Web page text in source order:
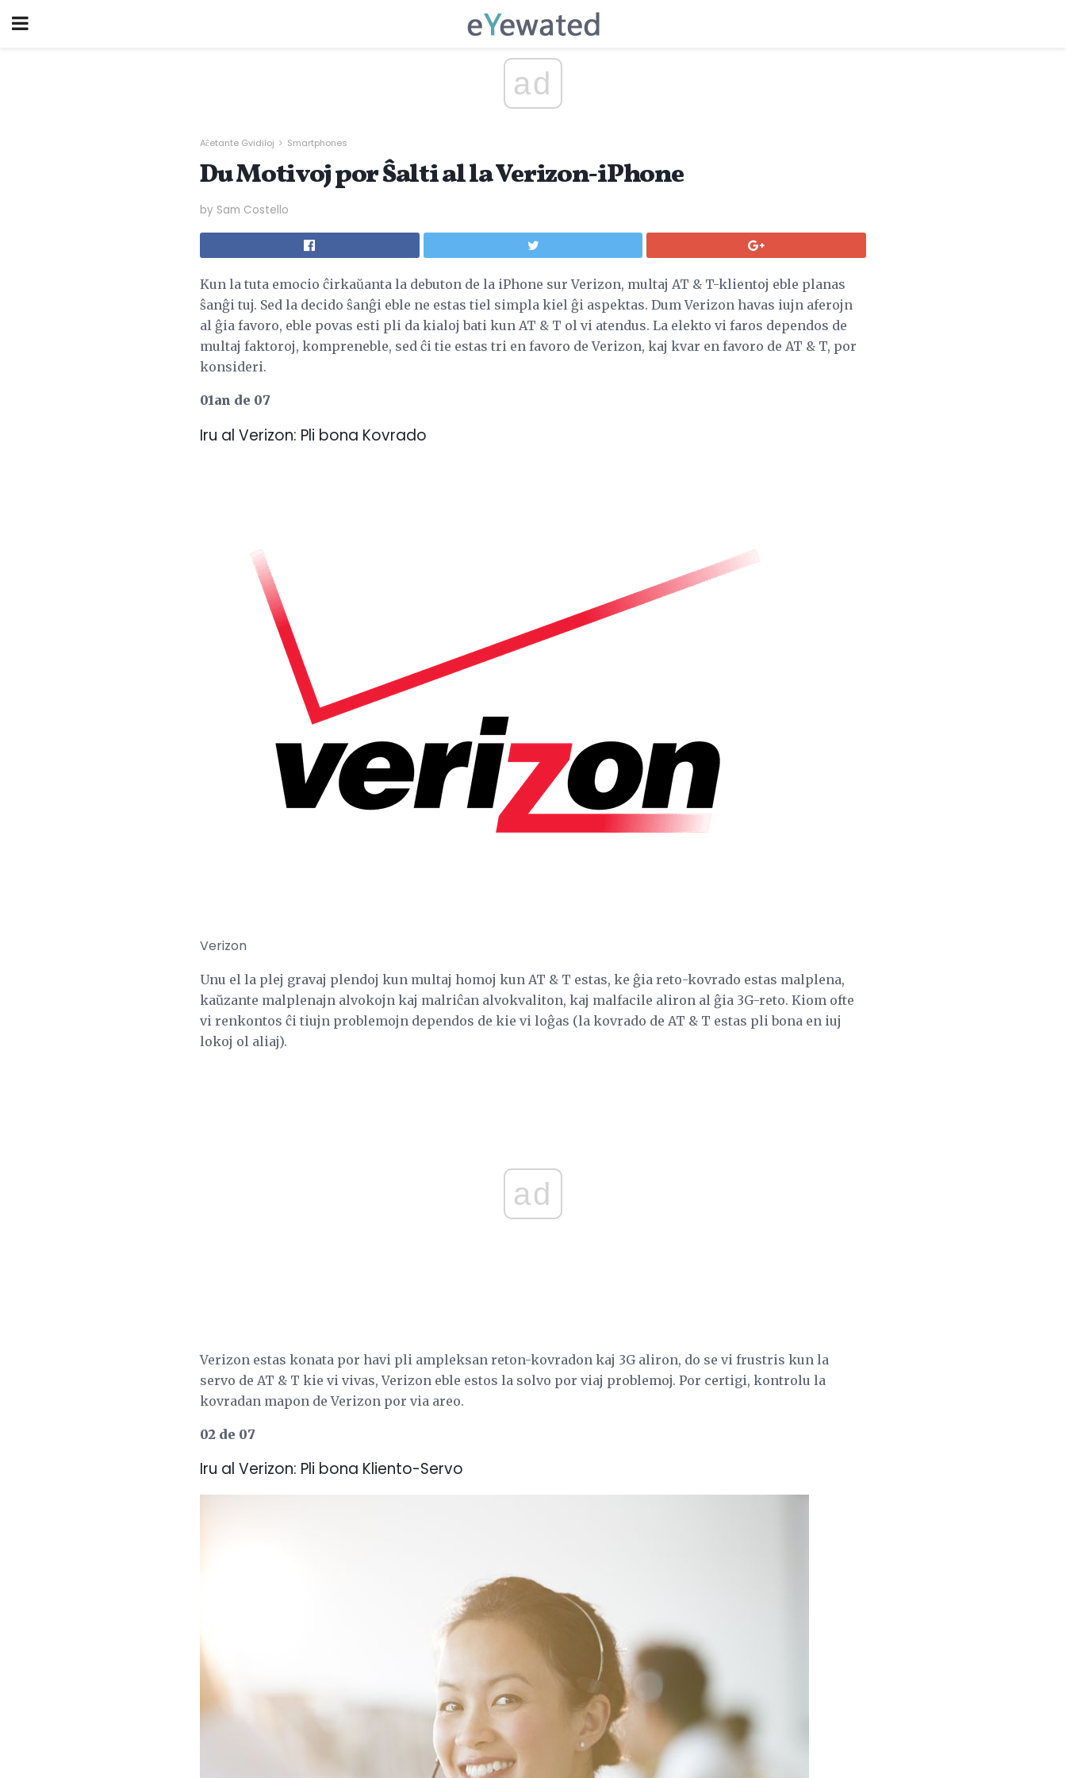
ad
Aĉetante Gvidiloj Smartphones
Du Motivoj por Ŝalti al la Verizon-iPhone
by Sam Costello
Kun la tuta emocio ĉirkaŭanta la debuton de la iPhone sur Verizon, multaj AT & T-klientoj eble planas
ŝanĝi tuj. Sed la decido ŝanĝi eble ne estas tiel simpla kiel ĝi aspektas. Dum Verizon havas iujn aferojn
al ĝia favoro, eble povas esti pli da kialoj bati kun AT & T ol vi atendus. La elekto vi faros dependos de
multaj faktoroj, kompreneble, sed ĉi tie estas tri en favoro de Verizon, kaj kvar en favoro de AT & T, por
konsideri.
01an de 07
Iru al Verizon: Pli bona Kovrado
Verizon
Unu el la plej gravaj plendoj kun multaj homoj kun AT & T estas, ke ĝia reto-kovrado estas malplena,
kaŭzante malplenajn alvokojn kaj malriĉan alvokvaliton, kaj malfacile aliron al ĝia 3G-reto. Kiom ofte
vi renkontos ĉi tiujn problemojn dependos de kie vi loĝas (la kovrado de AT & T estas pli bona en iuj
lokoj ol aliaj).
ad
Verizon estas konata por havi pli ampleksan reton-kovradon kaj 3G aliron, do se vi frustris kun la
servo de AT & T kie vi vivas, Verizon eble estos la solvo por viaj problemoj. Por certigi, kontrolu la
kovradan mapon de Verizon por via areo.
02 de 07
Iru al Verizon: Pli bona Kliento-Servo